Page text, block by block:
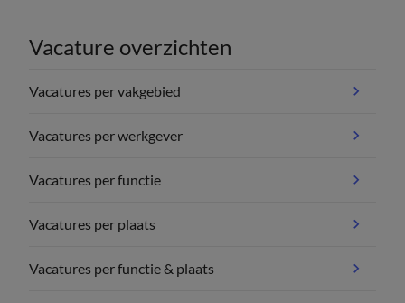
Vacature overzichten
Vacatures per vakgebied
Vacatures per werkgever
Vacatures per functie
Vacatures per plaats
Vacatures per functie & plaats